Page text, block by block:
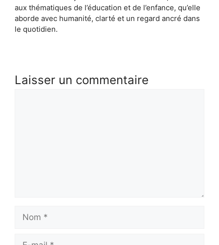
aux thématiques de l’éducation et de l’enfance, qu’elle
aborde avec humanité, clarté et un regard ancré dans
le quotidien.
Laisser un commentaire
Nom